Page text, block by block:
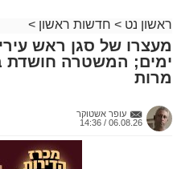
צילומים: משרד הבריאות
משרד הבריאות פרסם אזהרה
במסגרת מבצע פיקוח שנערך
האזהרה מתפרסמת לאחר
ראשון נט > חדשות ראשון >
מעצרו של סגן ראש
ימים; המשטרה חושדת
מרות
עופר אשטוקר
06.08.26 / 14:36